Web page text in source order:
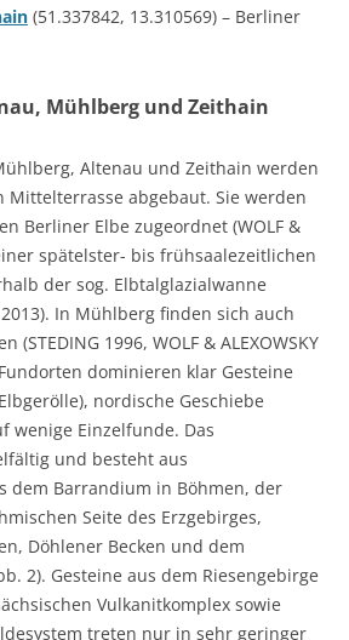
(51.337842, 13.310569) – Berliner
Mühlberg und Zeithain
Altenau und Zeithain werden
Mittelterrasse abgebaut. Sie werden
Berliner Elbe zugeordnet (WOLF &
spätelster- bis frühsaalezeitlichen
der sog. Elbtalglazialwanne
2013). In Mühlberg finden sich auch
(STEDING 1996, WOLF & ALEXOWSKY
dominieren klar Gesteine
nordische Geschiebe
wenige Einzelfunde. Das
und besteht aus
dem Barrandium in Böhmen, der
Seite des Erzgebirges,
Döhlener Becken und dem
2). Gesteine aus dem Riesengebirge
Vulkanitkomplex sowie
treten nur in sehr geringer